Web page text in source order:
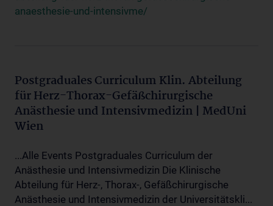
anaesthesie-und-intensivme/
Postgraduales Curriculum Klin. Abteilung
für Herz-Thorax-Gefäßchirurgische
Anästhesie und Intensivmedizin | MedUni
Wien
...Alle Events Postgraduales Curriculum der
Anästhesie und Intensivmedizin Die Klinische
Abteilung für Herz-, Thorax-, Gefäßchirurgische
Anästhesie und Intensivmedizin der Universitätskli...